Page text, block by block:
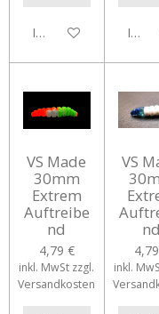
In den WarenkorbIn
VS Made
30mm
Extrem
Auftreibe
nd
4,79 €
inkl. MwSt zzgl.
Versandkosten
VS
nd
inkl.